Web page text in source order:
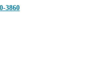
3860